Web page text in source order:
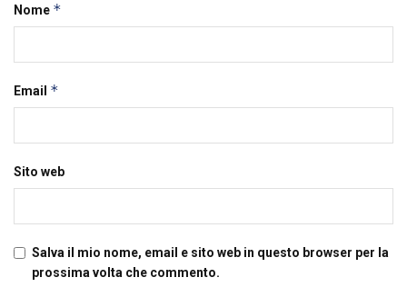
Nome *
Email *
Sito web
Salva il mio nome, email e sito web in questo browser per la
prossima volta che commento.